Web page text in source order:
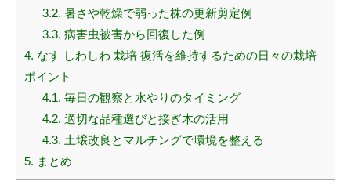
3.2. 暑さや乾燥で弱った株の更新剪定例
3.3. 病害虫被害から回復した例
4. なす しわしわ 栽培 復活を維持するための日々の栽培
ポイント
4.1. 毎日の観察と水やりのタイミング
4.2. 適切な品種選びと接ぎ木の活用
4.3. 土壌改良とマルチングで環境を整える
5. まとめ